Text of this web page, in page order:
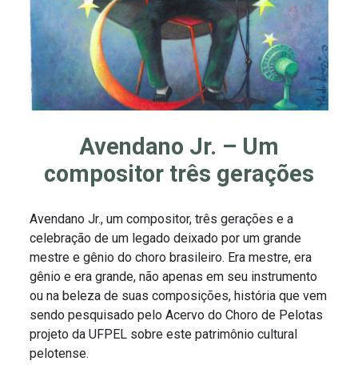
Avendano Jr. – Um
compositor três gerações
Avendano Jr., um compositor, três gerações e a
celebração de um legado deixado por um grande
mestre e gênio do choro brasileiro. Era mestre, era
gênio e era grande, não apenas em seu instrumento
ou na beleza de suas composições, história que vem
sendo pesquisado pelo Acervo do Choro de Pelotas
projeto da UFPEL sobre este patrimônio cultural
pelotense.